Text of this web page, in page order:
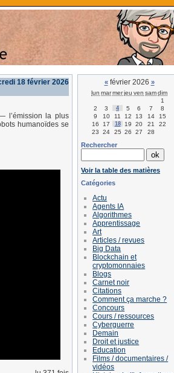
18 février 2026
l’émission la plus
humanoïdes se
«février 2026 »
lun marmerjeu ven samdim
1
2
3 4 5 6 7
8
9
10 11 12 13 14
15
16
17 18 19 20 21
22
23
24 25 26 27 28
Rechercher
Voir la table des matières
Catégories
Actu
Agents IA
Algorithmes
Apprentissage
Art
Articles / revues
Big Data
Blockchain et
cryptomonnaies
Blogs
Carnet noir
Citations
Comment ça marche ?
Concours
Cours / ressources
Cyberguerre
Demain
Droit et justice
Education
Films / documentaires /
vidéos